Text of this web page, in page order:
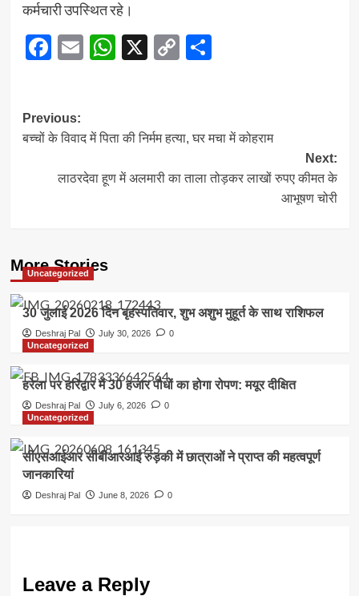
कर्मचारी उपस्थित रहे।
Facebook
EmailWhatsApp
X CopyShare
Post
navigation
Previous:
बच्चों के विवाद में पिता की निर्मम हत्या, घर मचा में कोहराम
Next:
लाठरदेवा हूण में अलमारी का ताला तोड़कर लाखों रुपए कीमत के
आभूषण चोरी
More Stories
Uncategorized
30 जुलाई 2026 दिन बृहस्पतिवार, शुभ अशुभ मुहूर्त के साथ राशिफल
Deshraj Pal July 30, 2026
0
Uncategorized
हरेला पर हरिद्वार में 30 हजार पौधों का होगा रोपण: मयूर दीक्षित
Deshraj Pal July 6, 2026
0
Uncategorized
सीएसआईआर सीबीआरआई रुड़की में छात्राओं ने प्राप्त की महत्वपूर्ण
जानकारियां
Deshraj Pal June 8, 2026 0
Leave a Reply